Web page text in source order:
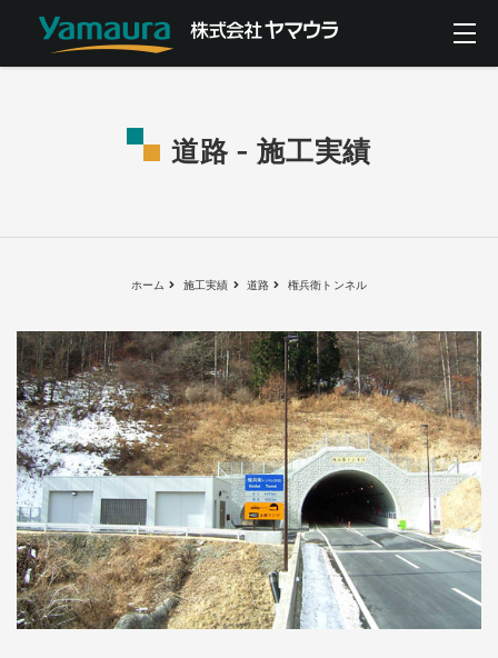
道路 - 施工実績
ホーム 施工実績 道路 権兵衛トンネル